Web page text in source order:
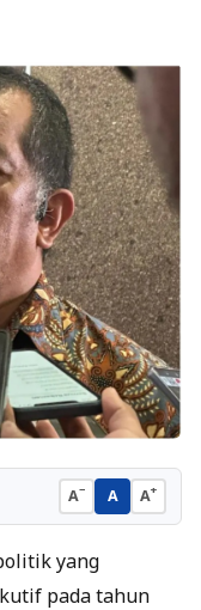
A− A A+
yang
pada tahun